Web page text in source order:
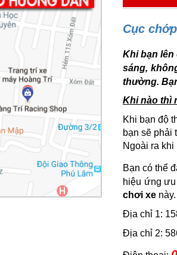
Cục
Khi bạn lên
sáng,
thường.
Khi nào thì
Khi bạn độ
bạn sẽ phải
Ngoài ra khi
Bạn có thể
hiệu ứng
chơi xenày.
Địa chỉ 1:
Địa chỉ 2: